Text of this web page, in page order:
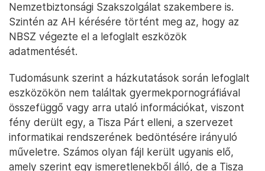
Nemzetbiztonsági Szakszolgálat szakembere is.
Szintén az AH kérésére történt meg az, hogy az
NBSZ végezte el a lefoglalt eszközök
adatmentését.
Tudomásunk szerint a házkutatások során lefoglalt
eszközökön nem találtak gyermekpornográfiával
összefüggő vagy arra utaló információkat, viszont
fény derült egy, a Tisza Párt elleni, a szervezet
informatikai rendszerének bedöntésére irányuló
műveletre. Számos olyan fájl került ugyanis elő,
amely szerint egy ismeretlenekből álló, de a Tisza